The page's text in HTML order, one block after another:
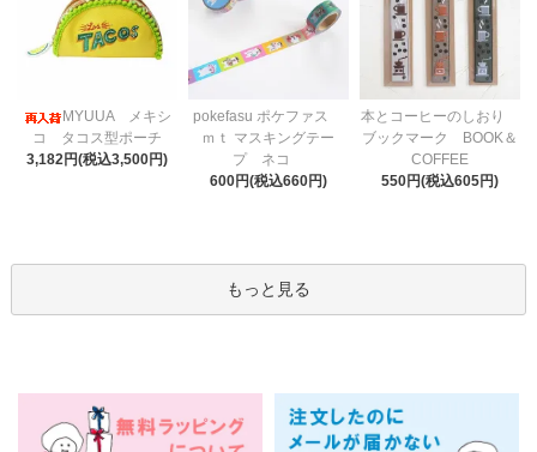
MYUUA メキシ
コ タコス型ポーチ
3,182円(税込3,500円)
pokefasu ポケファス
ｍｔ マスキングテー
プ ネコ
600円(税込660円)
本とコーヒーのしおり
ブックマーク BOOK＆
COFFEE
550円(税込605円)
もっと見る